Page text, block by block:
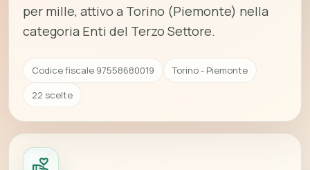
per mille, attivo a Torino (Piemonte) nella
categoria Enti del Terzo Settore.
Codice fiscale 97558680019
Torino - Piemonte
22 scelte